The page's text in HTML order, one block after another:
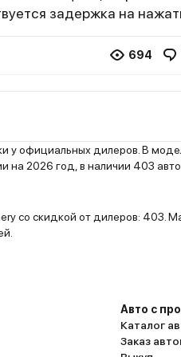
задержка на
но иногда
– около 12-13 литров
контроль, камеры
крыша, электропривод
система
694
у официальных дилеров. В
на 2026 год, в наличии 403
со скидкой от дилеров: 403.
Авто с
Каталог
Заказ